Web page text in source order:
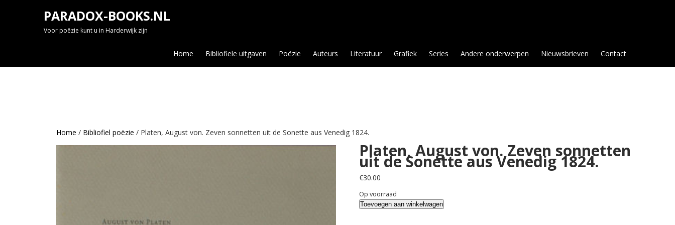
PARADOX-BOOKS.NL
Voor poëzie kunt u in Harderwijk zijn
Home Bibliofiele uitgaven Poëzie Auteurs Literatuur Grafiek Series Andere onderwerpen Nieuwsbrieven Contact
Home / Bibliofiel poëzie / Platen, August von. Zeven sonnetten uit de Sonette aus Venedig 1824.
Platen, August von. Zeven sonnetten
uit de Sonette aus Venedig 1824.
€30.00
Op voorraad
Platen,
Toevoegen aan winkelwagen